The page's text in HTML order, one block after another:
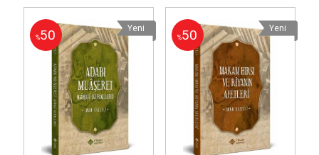
%50 Yeni
%50 Yeni